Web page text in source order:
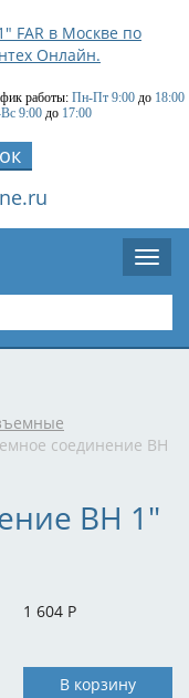
работы: Пн-Пт 9:00 до 18:00
9:00 до 17:00
соединение ВН
ВН 1"
1 604 Р